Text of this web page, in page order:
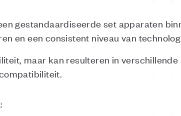
gestandaardiseerde set apparaten
en een consistent niveau van
maar kan resulteren in